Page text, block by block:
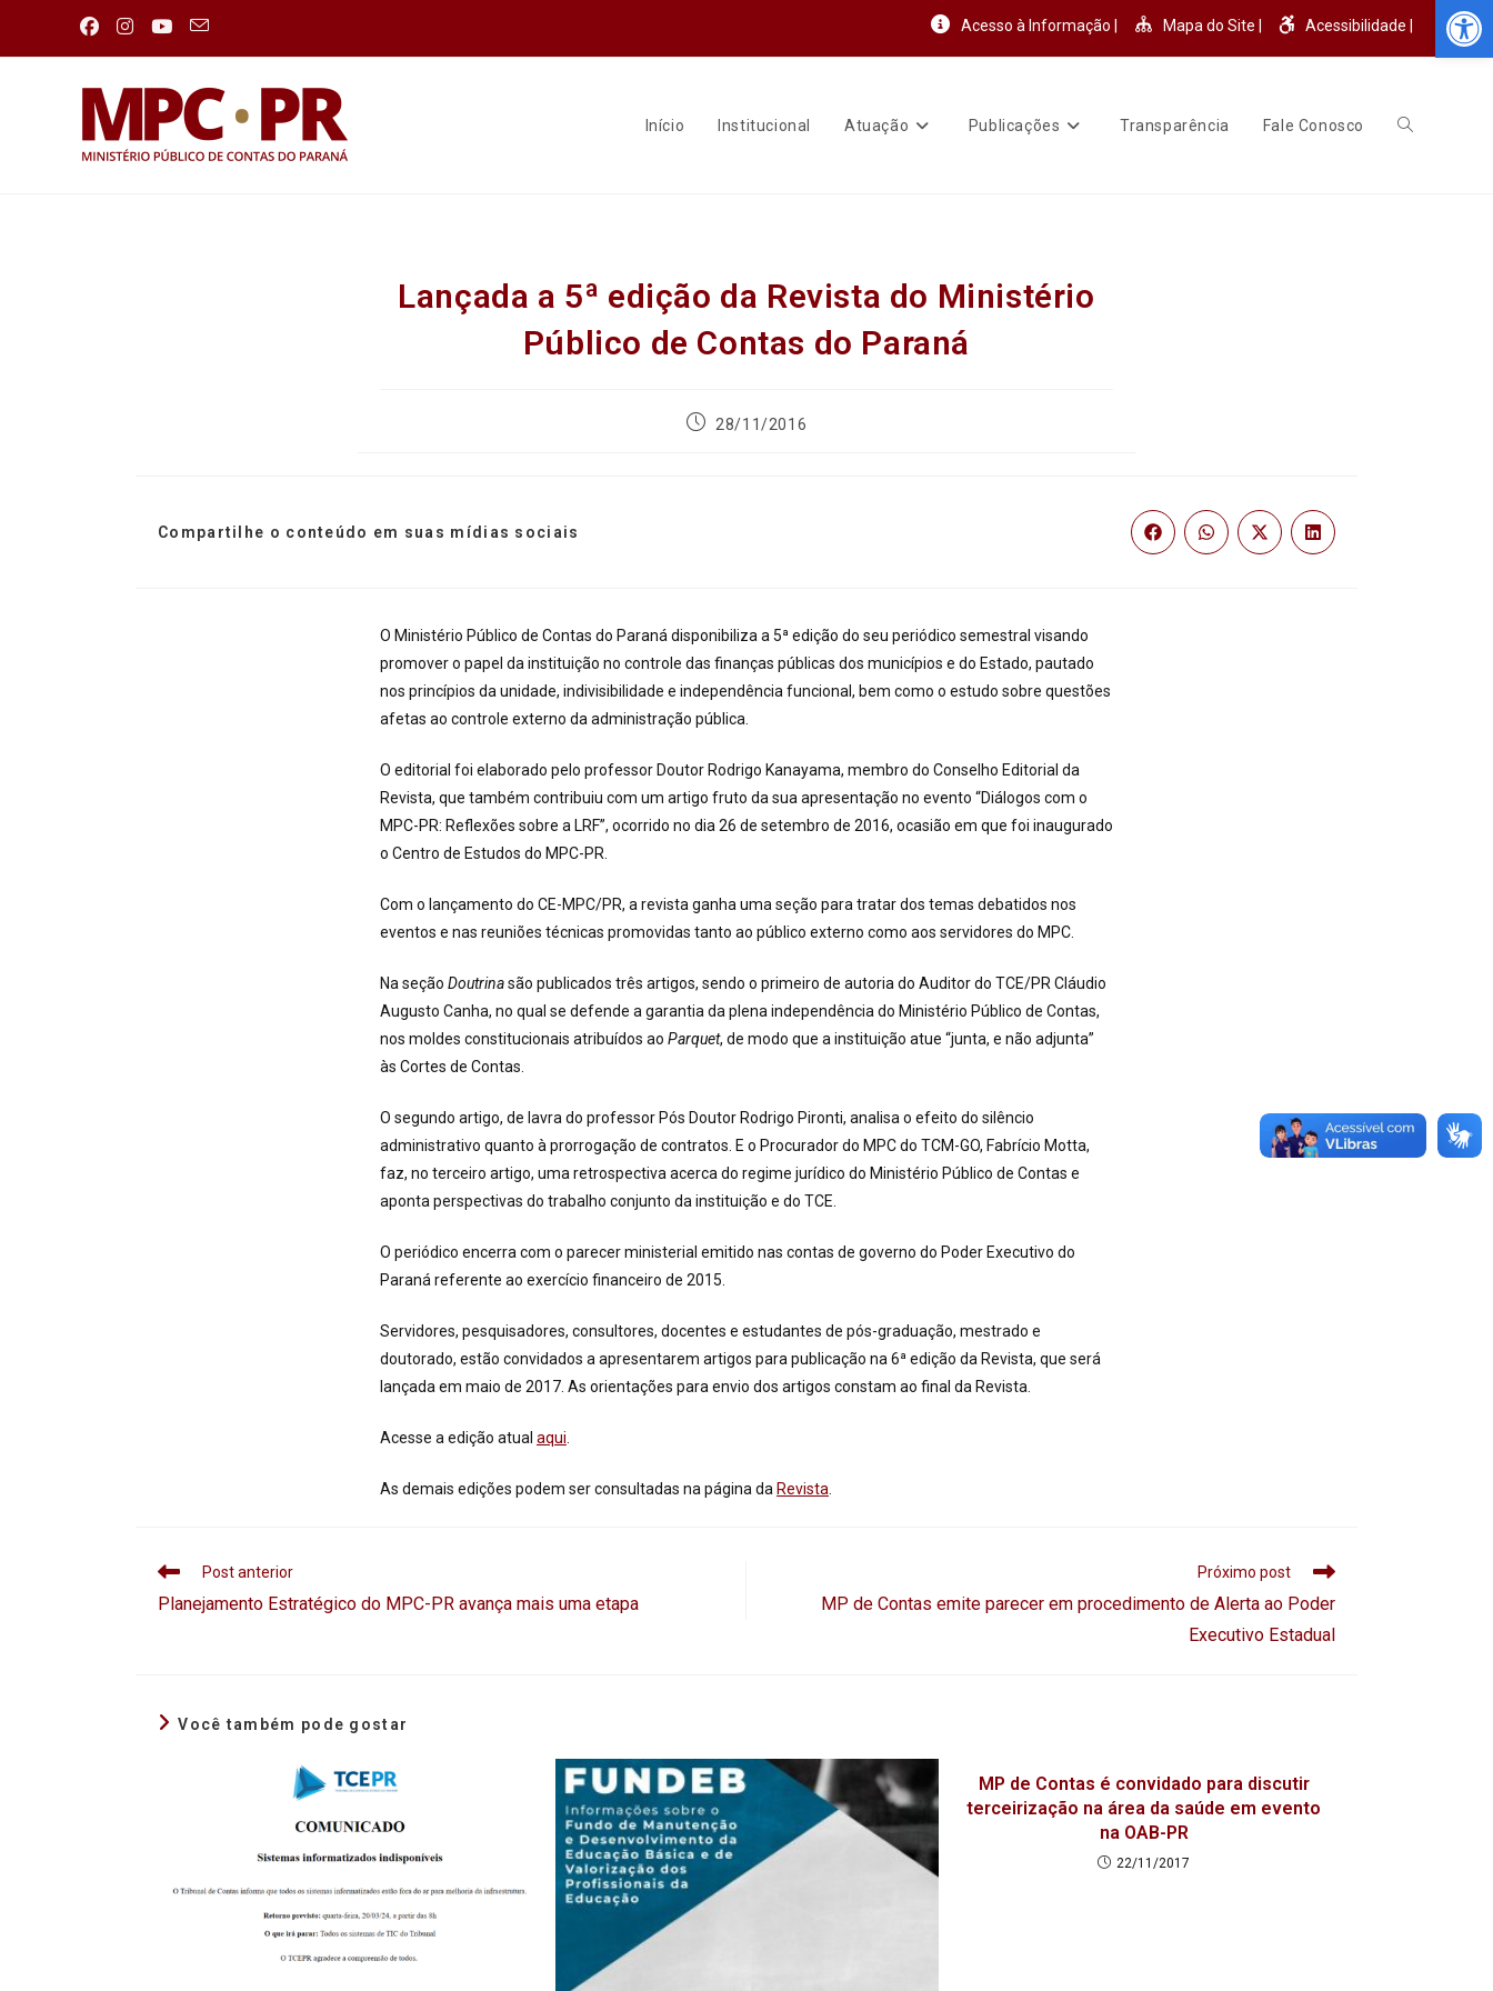
Acesso à Informação | Mapa do Site | Acessibilidade |
Início Institucional Atuação Publicações Transparência Fale Conosco
Lançada a 5ª edição da Revista do Ministério
Público de Contas do Paraná
28/11/2016
Compartilhe o conteúdo em suas mídias sociais
O Ministério Público de Contas do Paraná disponibiliza a 5ª edição do seu periódico semestral visando
promover o papel da instituição no controle das finanças públicas dos municípios e do Estado, pautado
nos princípios da unidade, indivisibilidade e independência funcional, bem como o estudo sobre questões
afetas ao controle externo da administração pública.
O editorial foi elaborado pelo professor Doutor Rodrigo Kanayama, membro do Conselho Editorial da
Revista, que também contribuiu com um artigo fruto da sua apresentação no evento “Diálogos com o
MPC-PR: Reflexões sobre a LRF”, ocorrido no dia 26 de setembro de 2016, ocasião em que foi inaugurado
o Centro de Es­tudos do MPC-PR.
Com o lançamento do CE-MPC/PR, a revista ganha uma seção para tratar dos temas debatidos nos
eventos e nas reuniões técnicas promovidas tanto ao público externo como aos servidores do MPC.
Na seção Doutrinasão publicados três artigos, sendo o primeiro de autoria do Auditor do TCE/PR Cláudio
Augusto Canha, no qual se defende a garantia da plena independência do Ministério Público de Contas,
nos moldes constitucionais atribuídos ao Parquet, de modo que a instituição atue “junta, e não adjunta”
às Cortes de Contas.
O segundo artigo, de lavra do professor Pós Doutor Rodrigo Pironti, analisa o efeito do silêncio
administrativo quanto à prorrogação de contratos. E o Procurador do MPC do TCM-GO, Fabrício Motta,
faz, no terceiro artigo, uma retrospectiva acerca do regime jurídico do Ministério Público de Contas e
aponta perspectivas do trabalho conjunto da instituição e do TCE.
O periódico encerra com o parecer ministerial emitido nas contas de governo do Poder Executivo do
Paraná referente ao exercício financeiro de 2015.
Servidores, pesquisadores, consultores, docentes e estudantes de pós-graduação, mestrado e
doutorado, estão convidados a apresentarem artigos para publicação na 6ª edição da Revista, que será
lançada em maio de 2017. As orientações para envio dos artigos constam ao final da Revista.
Acesse a edição atual aqui
As demais edições podem ser consultadas na página da Revista
Post anterior
Planejamento Estratégico do MPC-PR avança mais uma etapa
Próximo post
MP de Contas emite parecer em procedimento de Alerta ao Poder
Executivo Estadual
Você também pode gostar
MP de Contas é convidado para discutir
terceirização na área da saúde em evento
na OAB-PR
22/11/2017